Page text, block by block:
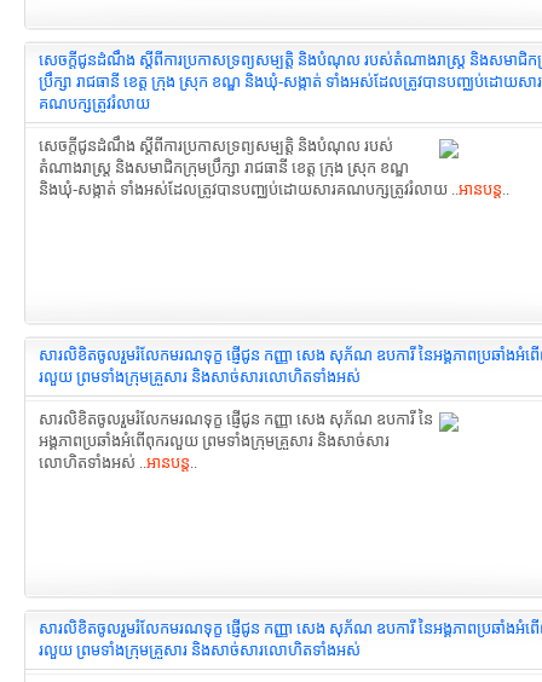
សេចក្តីជូនដំណឹង ស្តីពីការប្រកាសទ្រព្យសម្បត្តិ និងបំណុល របស់តំណាងរាស្ត្រ និងសមាជិក
ប្រឹក្សា រាជធានី ខេត្ត ក្រុង ស្រុក ខណ្ឌ និងឃុំ-សង្កាត់ ទាំងអស់ដែលត្រូវបានបញ្ឈប់​ដោយសារ
គណបក្សត្រូវរំលាយ
សេចក្តីជូនដំណឹង ស្តីពីការប្រកាសទ្រព្យសម្បត្តិ និងបំណុល របស់
តំណាងរាស្ត្រ និងសមាជិកក្រុមប្រឹក្សា រាជធានី ខេត្ត ក្រុង ស្រុក ខណ្ឌ
និងឃុំ-សង្កាត់ ទាំងអស់ដែលត្រូវបានបញ្ឈប់​ដោយសារគណបក្សត្រូវរំលាយ ..អានបន្ត..
សារលិខិតចូលរួមរំលែកមរណទុក្ខ ផ្ញើជូន កញ្ញា សេង សុភ័ណ ឧបការី នៃអង្គភាពប្រឆាំងអំព
រលួយ ព្រមទាំងក្រុមគ្រួសារ និងសាច់សារលោហិតទាំងអស់
សារលិខិតចូលរួមរំលែកមរណទុក្ខ ផ្ញើជូន កញ្ញា សេង សុភ័ណ ឧបការី នៃ
អង្គភាពប្រឆាំងអំពើពុករលួយ ព្រមទាំងក្រុមគ្រួសារ និងសាច់សារ
លោហិតទាំងអស់ ..អានបន្ត..
សារលិខិតចូលរួមរំលែកមរណទុក្ខ ផ្ញើជូន កញ្ញា សេង សុភ័ណ ឧបការី នៃអង្គភាពប្រឆាំងអំព
រលួយ ព្រមទាំងក្រុមគ្រួសារ និងសាច់សារលោហិតទាំងអស់